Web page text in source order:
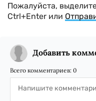
Пожалуйста,
Ctrl+Enter или
Добавить
Всего комментариев: 0